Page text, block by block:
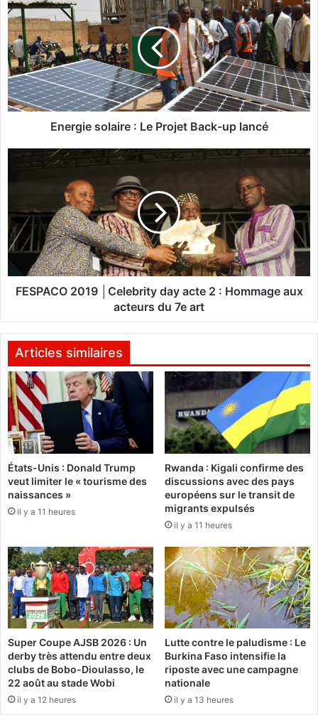
n
e
r
g
i
e
s
o
L
e
P
o
B
k
-
u
p
l
n
c
é
Energie solaire : Le Projet Back-up lancé
A
C
O
0
│
C
l
e
b
t
d
a
y
a
e
2
:
H
m
m
a
FESPACO 2019 │Celebrity day acte 2 : Hommage aux
acteurs du 7e art
Articles similaires
États-Unis : Donald Trump
veut limiter le « tourisme des
naissances »
il y a 11 heures
Rwanda : Kigali confirme des
discussions avec des pays
européens sur le transit de
migrants expulsés
il y a 11 heures
Super Coupe AJSB 2026 : Un
derby très attendu entre deux
clubs de Bobo-Dioulasso, le
22 août au stade Wobi
il y a 12 heures
Lutte contre le paludisme : Le
Burkina Faso intensifie la
riposte avec une campagne
nationale
il y a 13 heures